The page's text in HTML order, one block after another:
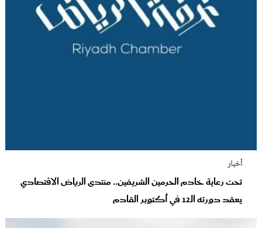
أخبار
تحت رعاية خادم الحرمين الشريفين.. منتدى الرياض الاقتصادي
يعقد دورته الـ12 في أكتوبر القادم